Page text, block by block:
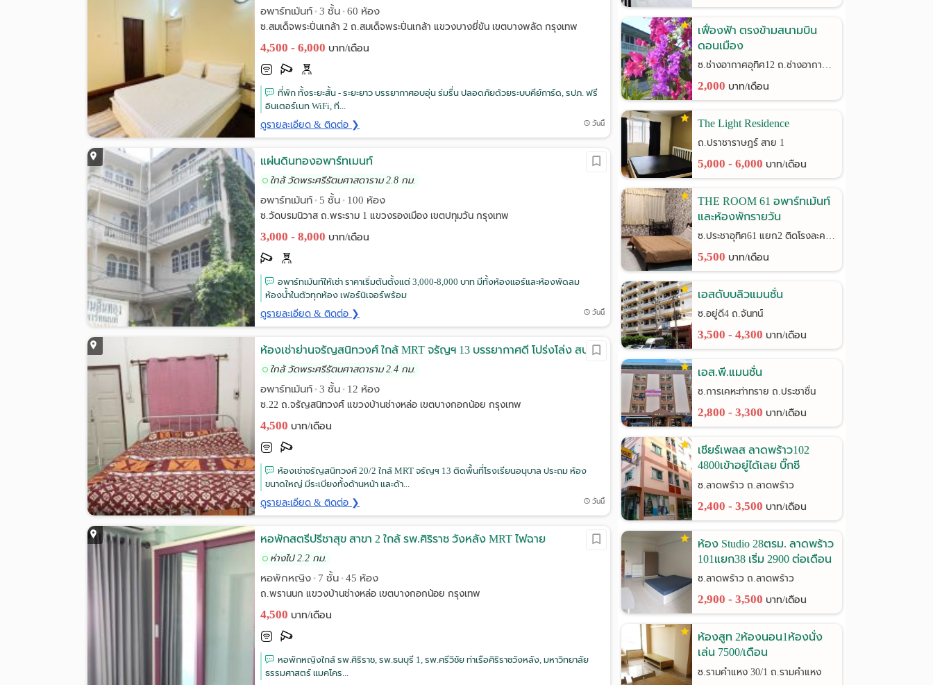
อพาร์ทเม้นท์ • 3 ชั้น • 60 ห้อง
ซ.สมเด็จพระปิ่นเกล้า 2 ถ.สมเด็จพระปิ่นเกล้า แขวงบางยี่ขัน เขตบางพลัด กรุงเทพ
4,500 - 6,000 บาท/เดือน
ที่พัก ทั้งระยะสั้น - ระยะยาว บรรยากาศอบอุ่น ร่มรื่น ปลอดภัยด้วยระบบคีย์การ์ด, รปภ. ฟรี
อินเตอร์เนท WiFi, ที...
ดูรายละเอียด & ติดต่อ ❯ วันนี้
แผ่นดินทองอพาร์ทเมนท์
ใกล้ วัดพระศรีรัตนศาสดาราม 2.8 กม.
อพาร์ทเม้นท์ • 5 ชั้น • 100 ห้อง
ซ.วัดบรมนิวาส ถ.พระราม 1 แขวงรองเมือง เขตปทุมวัน กรุงเทพ
3,000 - 8,000 บาท/เดือน
อพาร์ทเม้นท์ให้เช่า ราคาเริ่มต้นตั้งแต่ 3,000-8,000 บาท มีทั้งห้องแอร์และห้องพัดลม
ห้องน้ำในตัวทุกห้อง เฟอร์นิเจอร์พร้อม
ดูรายละเอียด & ติดต่อ ❯ วันนี้
ห้องเช่าย่านจรัญสนิทวงศ์ ใกล้ MRT จรัญฯ 13 บรรยากาศดี โปร่งโล่ง สบาย
ใกล้ วัดพระศรีรัตนศาสดาราม 2.4 กม.
อพาร์ทเม้นท์ • 3 ชั้น • 12 ห้อง
ซ.22 ถ.จรัญสนิทวงศ์ แขวงบ้านช่างหล่อ เขตบางกอกน้อย กรุงเทพ
4,500 บาท/เดือน
ห้องเช่าจรัญสนิทวงศ์ 20/2 ใกล้ MRT จรัญฯ 13 ติดพื้นที่โรงเรียนอนุบาล ประถม ห้อง
ขนาดใหญ่ มีระเบียงทั้งด้านหน้า และด้า...
ดูรายละเอียด & ติดต่อ ❯ วันนี้
หอพักสตรีปรีชาสุข สาขา 2 ใกล้ รพ.ศิริราช วังหลัง MRT ไฟฉาย
ห่างไป 2.2 กม.
หอพักหญิง • 7 ชั้น • 45 ห้อง
ถ.พรานนก แขวงบ้านช่างหล่อ เขตบางกอกน้อย กรุงเทพ
4,500 บาท/เดือน
หอพักหญิงใกล้ รพ.ศิริราช, รพ.ธนบุรี 1, รพ.ศรีวิชัย ท่าเรือศิริราชวังหลัง, มหาวิทยาลัย
ธรรมศาสตร์ แมคโคร...
เฟื่องฟ้า ตรงข้ามสนามบิน
ดอนเมือง
ซ.ช่างอากาศอุทิศ12 ถ.ช่างอากาศอุทิศ
2,000 บาท/เดือน
The Light Residence
ถ.ปราชาราษฎร์ สาย 1
5,000 - 6,000 บาท/เดือน
THE ROOM 61 อพาร์ทเม้นท์
และห้องพักรายวัน
ซ.ประชาอุทิศ61 แยก2 ติดโรงละครช้าง
5,500 บาท/เดือน
เอสดับบลิวแมนชั่น
ซ.อยู่ดี4 ถ.จันทน์
3,500 - 4,300 บาท/เดือน
เอส.พี.แมนชั่น
ซ.การเคหะท่าทราย ถ.ประชาชื่น
2,800 - 3,300 บาท/เดือน
เชียร์เพลส ลาดพร้าว102
4800เข้าอยู่ได้เลย บิ๊กซี
ลาดพร้าว
ซ.ลาดพร้าว ถ.ลาดพร้าว
2,400 - 3,500 บาท/เดือน
ห้อง Studio 28ตรม. ลาดพร้าว
101แยก38 เริ่ม 2900 ต่อเดือน
ซ.ลาดพร้าว ถ.ลาดพร้าว
2,900 - 3,500 บาท/เดือน
ห้องสูท 2ห้องนอน1ห้องนั่ง
เล่น 7500/เดือน
รามคำแหง30/1
ซ.รามคำแหง 30/1 ถ.รามคำแหง